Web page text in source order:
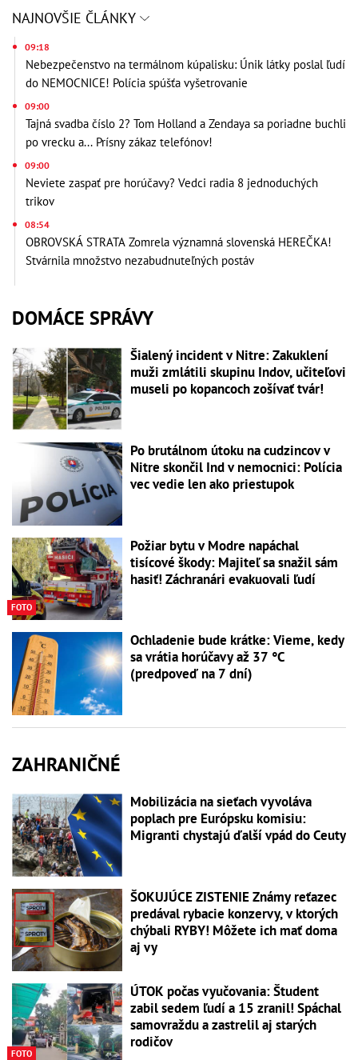
NAJNOVŠIE ČLÁNKY
09:18
Nebezpečenstvo na termálnom kúpalisku: Únik látky poslal ľudí
do NEMOCNICE! Polícia spúšťa vyšetrovanie
09:00
Tajná svadba číslo 2? Tom Holland a Zendaya sa poriadne buchli
po vrecku a... Prísny zákaz telefónov!
09:00
Neviete zaspať pre horúčavy? Vedci radia 8 jednoduchých
trikov
08:54
OBROVSKÁ STRATA Zomrela významná slovenská HEREČKA!
Stvárnila množstvo nezabudnuteľných postáv
DOMÁCE SPRÁVY
Šialený incident v Nitre: Zakuklení
muži zmlátili skupinu Indov, učiteľovi
museli po kopancoch zošívať tvár!
Po brutálnom útoku na cudzincov v
Nitre skončil Ind v nemocnici: Polícia
vec vedie len ako priestupok
FOTO
Požiar bytu v Modre napáchal
tisícové škody: Majiteľ sa snažil sám
hasiť! Záchranári evakuovali ľudí
Ochladenie bude krátke: Vieme, kedy
sa vrátia horúčavy až 37 °C
(predpoveď na 7 dní)
ZAHRANIČNÉ
Mobilizácia na sieťach vyvoláva
poplach pre Európsku komisiu:
Migranti chystajú ďalší vpád do Ceuty
ŠOKUJÚCE ZISTENIE Známy reťazec
predával rybacie konzervy, v ktorých
chýbali RYBY! Môžete ich mať doma
aj vy
FOTO
ÚTOK počas vyučovania: Študent
zabil sedem ľudí a 15 zranil! Spáchal
samovraždu a zastrelil aj starých
rodičov